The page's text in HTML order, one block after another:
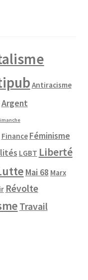
Antiracisme
Argent
Finance Féminisme
LGBT Liberté
Mai 68 Marx
Révolte
Travail